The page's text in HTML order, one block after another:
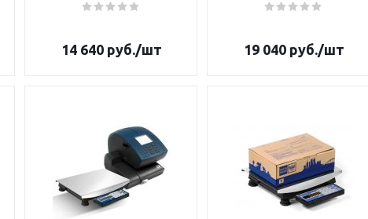
14 640руб./шт 19 040руб./шт